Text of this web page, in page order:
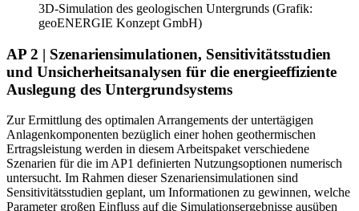
3D-Simulation des geologischen Untergrunds (Grafik:
geoENERGIE Konzept GmbH)
AP 2 | Szenariensimulationen, Sensitivitätsstudien
und Unsicherheitsanalysen für die energieeffiziente
Auslegung des Untergrundsystems
Zur Ermittlung des optimalen Arrangements der untertägigen
Anlagenkomponenten bezüglich einer hohen geothermischen
Ertragsleistung werden in diesem Arbeitspaket verschiedene
Szenarien für die im AP1 definierten Nutzungsoptionen numerisch
untersucht. Im Rahmen dieser Szenariensimulationen sind
Sensitivitätsstudien geplant, um Informationen zu gewinnen, welche
Parameter großen Einfluss auf die Simulationsergebnisse ausüben